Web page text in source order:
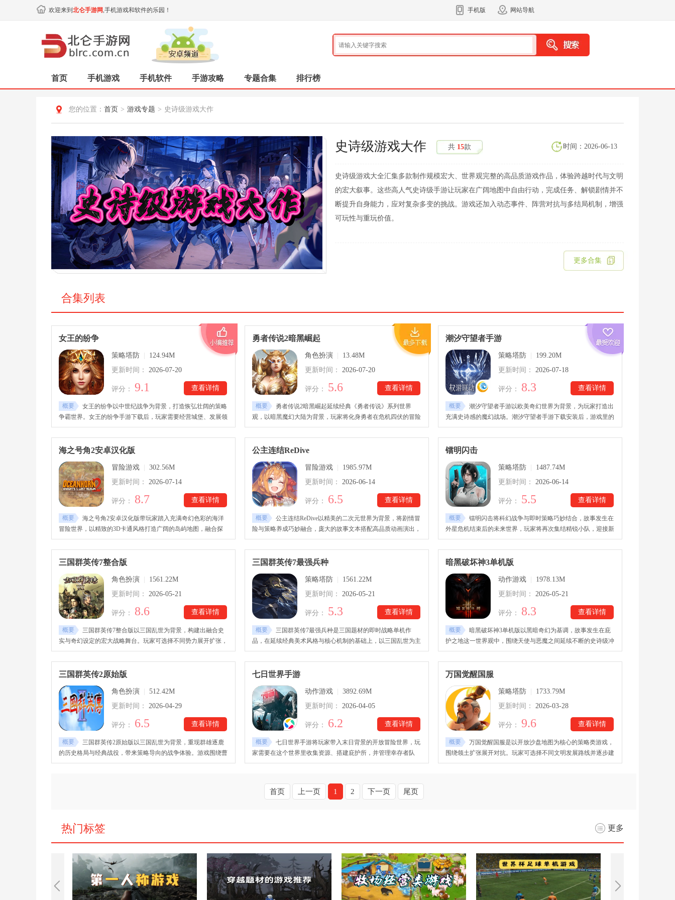
欢迎来到 北仑手游网,手机游戏和软件的乐园！ 手机版 网站导航
首页 手机游戏 手机软件 手游攻略 专题合集 排行榜
您的位置： 首页 > 游戏专题 > 史诗级游戏大作
史诗级游戏大作 共 15款 时间：2026-06-13
史诗级游戏大全汇集多款制作规模宏大、世界观完整的高品质游戏作品，体验跨越时代与文明
的宏大叙事。这些高人气史诗级手游让玩家在广阔地图中自由行动，完成任务、解锁剧情并不
断提升自身能力，应对复杂多变的挑战。游戏还加入动态事件、阵营对抗与多结局机制，增强
可玩性与重玩价值。
更多合集
合集列表
女王的纷争
策略塔防
124.94M
更新时间：
2026-07-20
查看详情
评分： 9.1
概要
女王的纷争以中世纪战争为背景，打造恢弘壮阔的策略
争霸世界。女王的纷争手游下载后，玩家需要经营城堡、发展领
地开始，逐步扩充军队、培养英雄、研究科技，与来自全球的玩
家展开激烈较量。游戏还融合资源采集、野外探索、怪物挑战、
建筑升级、兵种训练等丰富内容。玩家既可以与盟友携手征战四
势力。
勇者传说2暗黑崛起
角色扮演
13.48M
更新时间：
2026-07-20
查看详情
评分： 5.6
概要
勇者传说2暗黑崛起延续经典《勇者传说》系列世界
观，以暗黑魔幻大陆为背景，玩家将化身勇者在危机四伏的冒险
中挑战强大的恶魔与首领，探索未知区域，收集稀有装备和珍贵
宝藏。勇者传说2暗黑崛起下载安装后，游戏还准备了大量副本
挑战和成长玩法，完成任务即可获得资源帮助角色快速提升战
潮汐守望者手游
策略塔防
199.20M
更新时间：
2026-07-18
查看详情
评分： 8.3
概要
潮汐守望者手游以欧美奇幻世界为背景，为玩家打造出
充满史诗感的魔幻战场。潮汐守望者手游下载安装后，游戏里的
战斗围绕守护核心水晶展开，玩家需要提前规划防线，根据战场
地形和敌人类型合理安排英雄位置。随着冒险深入，玩家能够体
验单人守城挑战，还可以与其他玩家协作，共同应对强大敌人。
海之号角2安卓汉化版
冒险游戏
302.56M
更新时间：
2026-07-14
查看详情
评分： 8.7
概要
海之号角2安卓汉化版带玩家踏入充满奇幻色彩的海洋
冒险世界，以精致的3D卡通风格打造广阔的岛屿地图，融合探
索、战斗、解谜等多种玩法。海之号角2安卓汉化版下载安装
后，玩家需要面对黑暗势力带来的威胁，使用剑盾与各种怪物展
开激烈交锋，通过闪避、格挡以及精准反击击败敌人。游戏中还
隐藏在海洋背后的秘密。
公主连结ReDive
冒险游戏
1985.97M
更新时间：
2026-06-14
查看详情
评分： 6.5
概要
公主连结ReDive以精美的二次元世界为背景，将剧情冒
险与策略养成巧妙融合，庞大的故事文本搭配高品质动画演出，
让玩家在探索过程中逐步揭开大陆背后的秘密。公主连结ReDive
下载安装后，玩家将结识人类、精灵、兽人等不同种族的少女伙
伴，与她们共同组建冒险队伍，迎战各类强敌。还准备了竞技
镭明闪击
策略塔防
1487.74M
更新时间：
2026-06-14
查看详情
评分： 5.5
概要
镭明闪击将科幻战争与即时策略巧妙结合，故事发生在
外星危机结束后的未来世界，玩家将再次集结精锐小队，迎接新
的战争挑战。镭明闪击国际服下载后，游戏创新加入塔攻战斗机
制，弱化传统塔防的固定节奏。游戏会持续推出全新玩法与剧情
活动，主线支持自动作战，养成压力更低，兼顾策略深度与轻松
三国群英传7整合版
角色扮演
1561.22M
更新时间：
2026-05-21
查看详情
评分： 8.6
概要
三国群英传7整合版以三国乱世为背景，构建出融合史
实与奇幻设定的宏大战略舞台。玩家可选择不同势力展开扩张，
在群雄割据的局势中争夺城池与资源。三国群英传7整合版下载
里的武将系统围绕技能、特性与组合效果展开，形成多层次成长
结构。兵种与装备体系相互关联，不同搭配会直接影响战场局势
三国群英传7最强兵种
策略塔防
1561.22M
更新时间：
2026-05-21
查看详情
评分： 5.3
概要
三国群英传7最强兵种是三国题材的即时战略单机作
品，在延续经典美术风格与核心机制的基础上，以三国乱世为主
轴，构建出层次丰富的争霸现场。三国群英传7最强兵种下载安
装后，游戏保留了沙盘式战略推进、武将培养以及大规模军团对
抗等核心玩法，同时在内容结构上加入更多扩展要素，并对原版
暗黑破坏神3单机版
动作游戏
1978.13M
更新时间：
2026-05-21
查看详情
评分： 8.3
概要
暗黑破坏神3单机版以黑暗奇幻为基调，故事发生在庇
护之地这一世界观中，围绕天使与恶魔之间延续不断的史诗级冲
突展开。暗黑破坏神3单机版下载安装后，游戏保留全部系统与
玩法设定，使中文玩家无需额外语言切换即可清晰理解剧情与机
制，获得更顺畅的冒险体验。游戏里，玩家可通过不断获取与强
丰富的动作成长体系与暗黑风格冒险氛围。
三国群英传2原始版
角色扮演
512.42M
更新时间：
2026-04-29
查看详情
评分： 6.5
概要
三国群英传2原始版以三国乱世为背景，重现群雄逐鹿
的历史格局与经典战役，带来策略导向的战争体验。游戏围绕曹
操、刘备、吕布等历史人物展开，通过排兵布阵与战术调度还原
七日世界手游
动作游戏
3892.69M
更新时间：
2026-04-05
查看详情
评分： 6.2
概要
七日世界手游将玩家带入末日背景的开放冒险世界，玩
家需要在这个世界里收集资源、搭建庇护所，并管理幸存者队
伍，逐步重建荒芜家园。七日世界手游下载安装后，玩家需要面
戏提供丰富武器选择，包括砍刀、十字弩、手枪、步枪、狙击枪
和散弹枪，每种武器威力与射程各异，可自由搭配战术对抗威
万国觉醒国服
策略塔防
1733.79M
更新时间：
2026-03-28
查看详情
评分： 9.6
概要
万国觉醒国服是以开放沙盘地图为核心的策略类游戏，
围绕领土扩张展开对抗。玩家可选择不同文明发展路线并逐步建
设城市与科技体系。万国觉醒国服手游下载里通过探索迷雾获取
首页 上一页 1 2 下一页 尾页
热门标签 更多